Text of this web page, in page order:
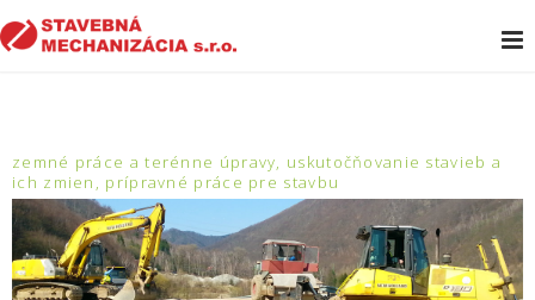
zemné práce a terénne úpravy, uskutočňovanie stavieb a
ich zmien, prípravné práce pre stavbu